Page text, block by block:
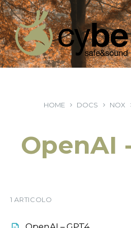
HOME DOCS NOX
OpenAI
1 ARTICOLO